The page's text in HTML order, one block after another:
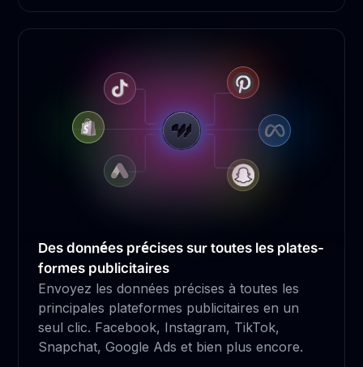
Des données précises sur toutes les plates-
formes publicitaires
Envoyez les données précises à toutes les
principales plateformes publicitaires en un
seul clic. Facebook, Instagram, TikTok,
Snapchat, Google Ads et bien plus encore.